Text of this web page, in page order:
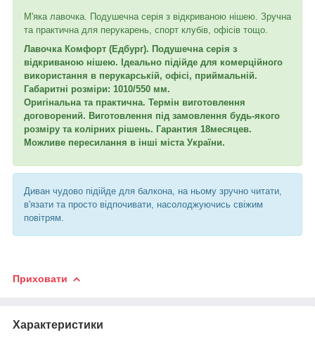
М'яка лавочка. Подушечна серія з відкриваною нішею. Зручна
та практична для перукарень, спорт клубів, офісів тощо.
Лавочка Комфорт (Едбург). Подушечна серія з
відкриваною нішею. Ідеально підійде для комерційного
використання в перукарській, офісі, приймальній.
Габаритні розміри: 1010/550 мм.
Оригінальна та практична. Термін виготовлення
договорений. Виготовлення під замовлення будь-якого
розміру та колірних рішень. Гарантия 18месяцев.
Можливе пересилання в інші міста України.
Диван чудово підійде для балкона, на ньому зручно читати,
в'язати та просто відпочивати, насолоджуючись свіжим
повітрям.
Приховати
Характеристики